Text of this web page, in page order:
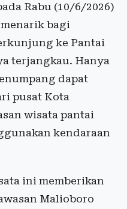
Rabu (10/6/2026)
bagi
ke Pantai
terjangkau. Hanya
dapat
pusat Kota
wisata pantai
kendaraan
ini memberikan
Malioboro